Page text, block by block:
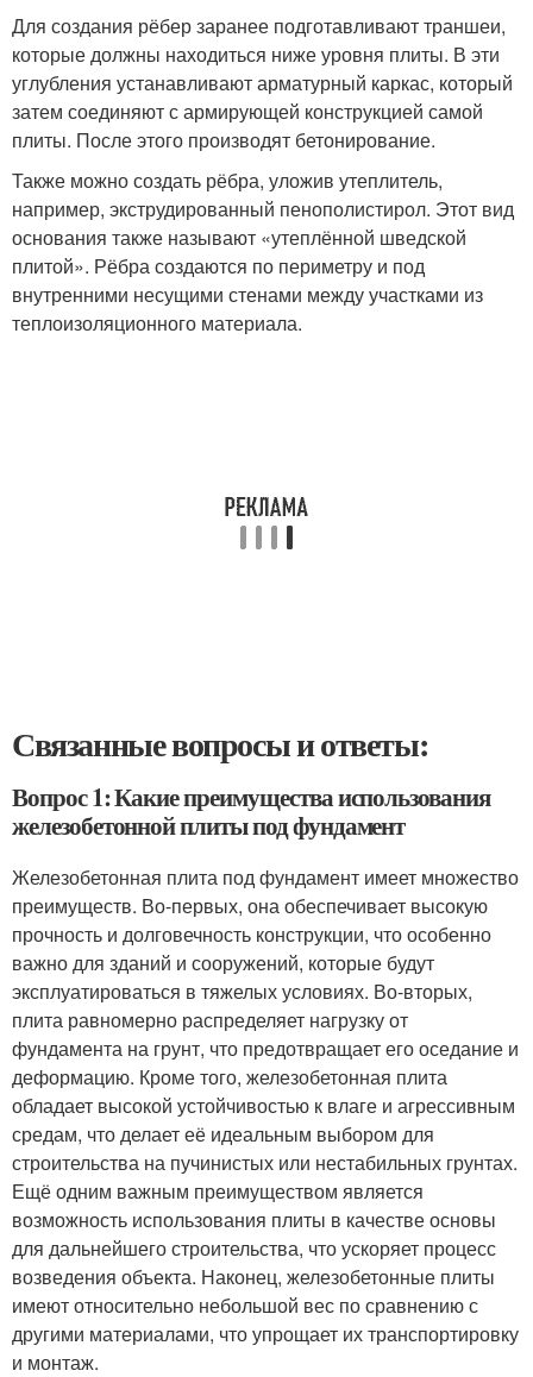
Для создания рёбер заранее подготавливают траншеи,
которые должны находиться ниже уровня плиты. В эти
углубления устанавливают арматурный каркас, который
затем соединяют с армирующей конструкцией самой
плиты. После этого производят бетонирование.
Также можно создать рёбра, уложив утеплитель,
например, экструдированный пенополистирол. Этот вид
основания также называют «утеплённой шведской
плитой». Рёбра создаются по периметру и под
внутренними несущими стенами между участками из
теплоизоляционного материала.
Связанные вопросы и ответы:
Вопрос 1: Какие преимущества использования
железобетонной плиты под фундамент
Железобетонная плита под фундамент имеет множество
преимуществ. Во-первых, она обеспечивает высокую
прочность и долговечность конструкции, что особенно
важно для зданий и сооружений, которые будут
эксплуатироваться в тяжелых условиях. Во-вторых,
плита равномерно распределяет нагрузку от
фундамента на грунт, что предотвращает его оседание и
деформацию. Кроме того, железобетонная плита
обладает высокой устойчивостью к влаге и агрессивным
средам, что делает её идеальным выбором для
строительства на пучинистых или нестабильных грунтах.
Ещё одним важным преимуществом является
возможность использования плиты в качестве основы
для дальнейшего строительства, что ускоряет процесс
возведения объекта. Наконец, железобетонные плиты
имеют относительно небольшой вес по сравнению с
другими материалами, что упрощает их транспортировку
и монтаж.